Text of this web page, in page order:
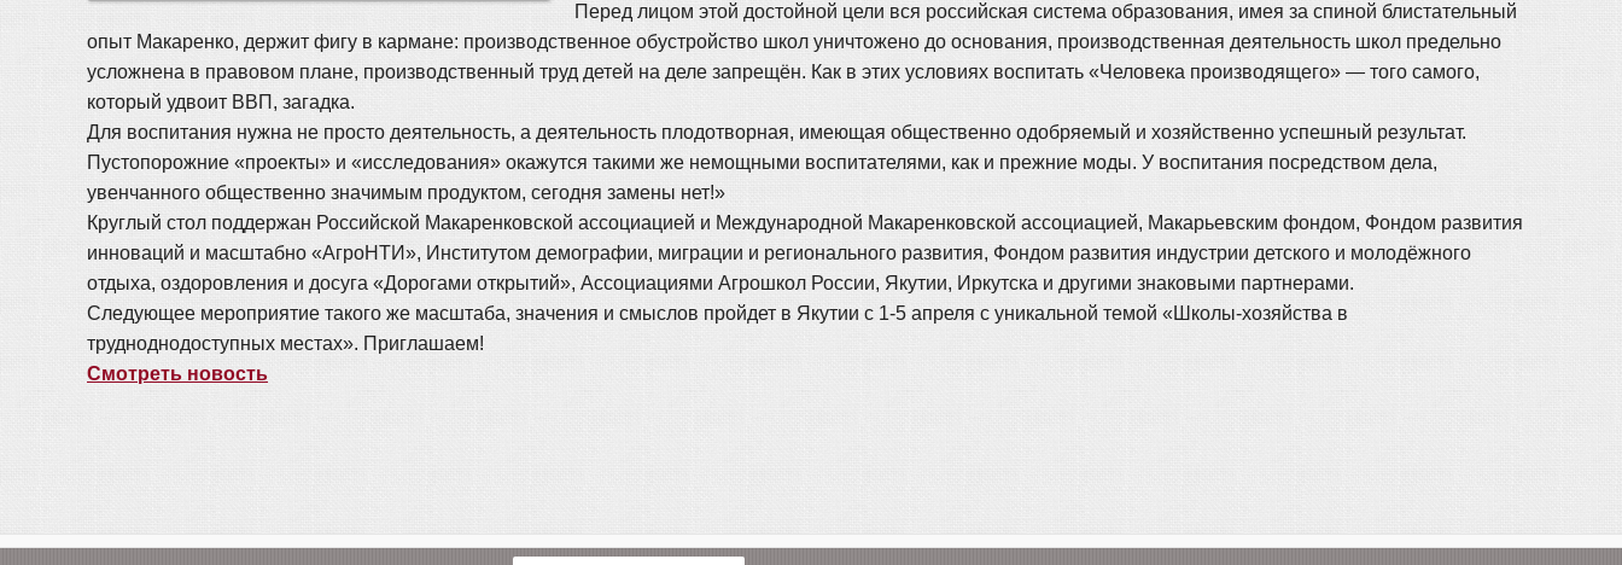
Перед лицом этой достойной цели вся российская система образования, имея за спиной блистательный
опыт Макаренко, держит фигу в кармане: производственное обустройство школ уничтожено до основания, производственная деятельность школ предельно
усложнена в правовом плане, производственный труд детей на деле запрещён. Как в этих условиях воспитать «Человека производящего» — того самого,
который удвоит ВВП, загадка.
Для воспитания нужна не просто деятельность, а деятельность плодотворная, имеющая общественно одобряемый и хозяйственно успешный результат.
Пустопорожние «проекты» и «исследования» окажутся такими же немощными воспитателями, как и прежние моды. У воспитания посредством дела,
увенчанного общественно значимым продуктом, сегодня замены нет!»
Круглый стол поддержан Российской Макаренковской ассоциацией и Международной Макаренковской ассоциацией, Макарьевским фондом, Фондом развития
инноваций и масштабно «АгроНТИ», Институтом демографии, миграции и регионального развития, Фондом развития индустрии детского и молодёжного
отдыха, оздоровления и досуга «Дорогами открытий», Ассоциациями Агрошкол России, Якутии, Иркутска и другими знаковыми партнерами.
Следующее мероприятие такого же масштаба, значения и смыслов пройдет в Якутии с 1-5 апреля с уникальной темой «Школы-хозяйства в
трудноднодоступных местах». Приглашаем!
Смотреть новость